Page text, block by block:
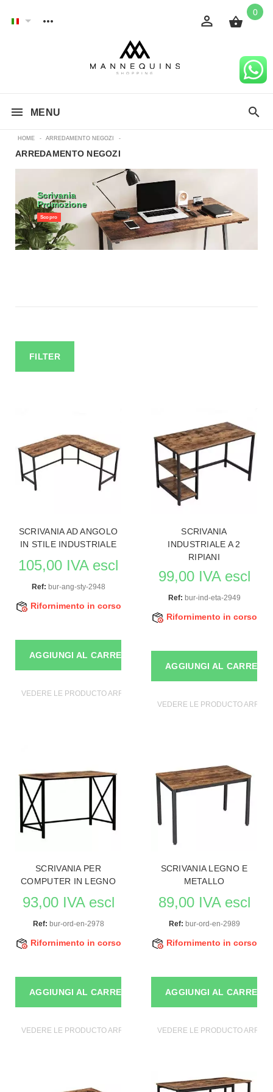
0
MENU
HOME - ARREDAMENTO NEGOZI -
ARREDAMENTO NEGOZI
Scrivania
Promozione
Scopro
FILTER
SCRIVANIA AD ANGOLO
IN STILE INDUSTRIALE
105,00 IVA escl
Ref: bur-ang-sty-2948
Rifornimento in corso
AGGIUNGI AL CARRELLO
VEDERE LE PRODUCTO ARREDARE I MOBILI
SCRIVANIA
INDUSTRIALE A 2
RIPIANI
99,00 IVA escl
Ref: bur-ind-eta-2949
Rifornimento in corso
AGGIUNGI AL
VEDERE LE PRODUCTO
SCRIVANIA PER
COMPUTER IN LEGNO
93,00 IVA escl
Ref: bur-ord-en-2978
Rifornimento in corso
AGGIUNGI AL CARRELLO
VEDERE LE PRODUCTO ARREDARE I MOBILI
SCRIVANIA LEGNO E
METALLO
89,00 IVA escl
Ref: bur-ord-en-2989
Rifornimento in corso
AGGIUNGI AL
VEDERE LE PRODUCTO